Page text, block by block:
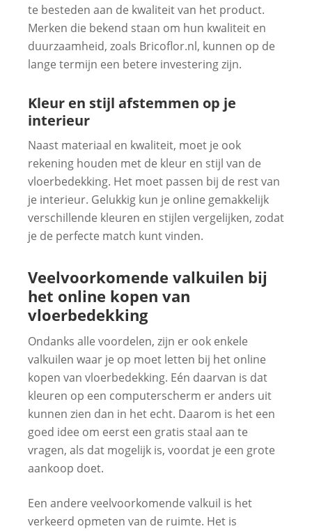
te besteden aan de kwaliteit van het product.
Merken die bekend staan om hun kwaliteit en
duurzaamheid, zoals Bricoflor.nl, kunnen op de
lange termijn een betere investering zijn.
Kleur en stijl afstemmen op je
interieur
Naast materiaal en kwaliteit, moet je ook
rekening houden met de kleur en stijl van de
vloerbedekking. Het moet passen bij de rest van
je interieur. Gelukkig kun je online gemakkelijk
verschillende kleuren en stijlen vergelijken, zodat
je de perfecte match kunt vinden.
Veelvoorkomende valkuilen bij
het online kopen van
vloerbedekking
Ondanks alle voordelen, zijn er ook enkele
valkuilen waar je op moet letten bij het online
kopen van vloerbedekking. Eén daarvan is dat
kleuren op een computerscherm er anders uit
kunnen zien dan in het echt. Daarom is het een
goed idee om eerst een gratis staal aan te
vragen, als dat mogelijk is, voordat je een grote
aankoop doet.
Een andere veelvoorkomende valkuil is het
verkeerd opmeten van de ruimte. Het is